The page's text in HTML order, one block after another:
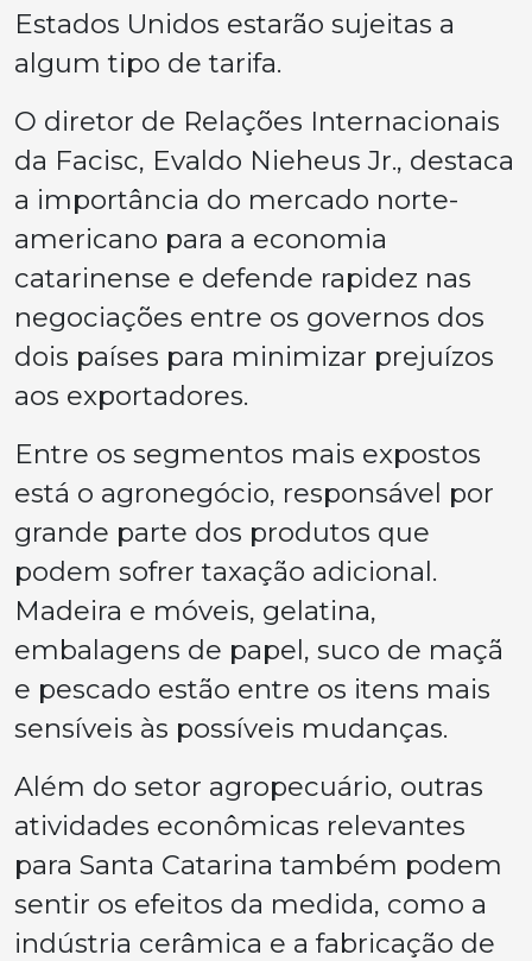
Estados Unidos estarão sujeitas a
algum tipo de tarifa.
O diretor de Relações Internacionais
da Facisc, Evaldo Nieheus Jr., destaca
a importância do mercado norte-
americano para a economia
catarinense e defende rapidez nas
negociações entre os governos dos
dois países para minimizar prejuízos
aos exportadores.
Entre os segmentos mais expostos
está o agronegócio, responsável por
grande parte dos produtos que
podem sofrer taxação adicional.
Madeira e móveis, gelatina,
embalagens de papel, suco de maçã
e pescado estão entre os itens mais
sensíveis às possíveis mudanças.
Além do setor agropecuário, outras
atividades econômicas relevantes
para Santa Catarina também podem
sentir os efeitos da medida, como a
indústria cerâmica e a fabricação de